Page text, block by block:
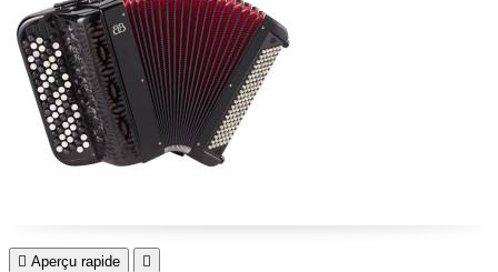
 Aperçu rapide 